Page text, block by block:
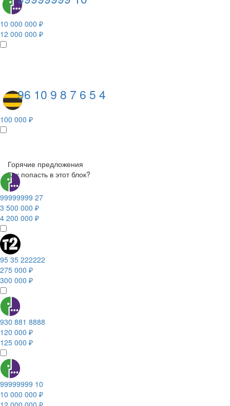
10 000 000 ₽
12 000 000 ₽
96 10 9 8 7 6 5 4
100 000 ₽
Горячие предложения
Как попасть в этот блок?
99999999 27
3 500 000 ₽
4 200 000 ₽
95 35 222222
275 000 ₽
300 000 ₽
930 881 8888
120 000 ₽
125 000 ₽
99999999 10
10 000 000 ₽